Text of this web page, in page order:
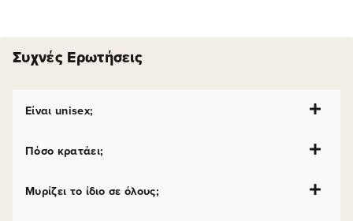
Συχνές Ερωτήσεις
Είναι unisex;
Πόσο κρατάει;
Μυρίζει το ίδιο σε όλους;